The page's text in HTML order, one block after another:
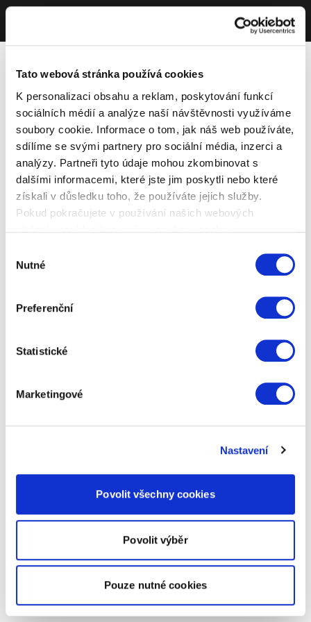
Tato webová stránka používá cookies
K personalizaci obsahu a reklam, poskytování funkcí
sociálních médií a analýze naší návštěvnosti využíváme
soubory cookie. Informace o tom, jak náš web používáte,
sdílíme se svými partnery pro sociální média, inzerci a
analýzy. Partneři tyto údaje mohou zkombinovat s
dalšími informacemi, které jste jim poskytli nebo které
získali v důsledku toho, že používáte jejich služby.
Pokud pokračujete v používání našich webových
souhlasu
Nutné
Preferenční
Statistické
Marketingové
Nastavení
Povolit všechny cookies
Povolit výběr
Pouze nutné cookies